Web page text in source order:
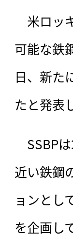
米ロッ
可能な鉄
日、新た
たと発表
SSBP
近い鉄鋼
ョンとし
を企画し